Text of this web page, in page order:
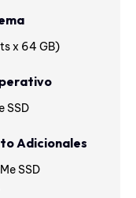
x 64 GB)
SSD
Adicionales
SSD